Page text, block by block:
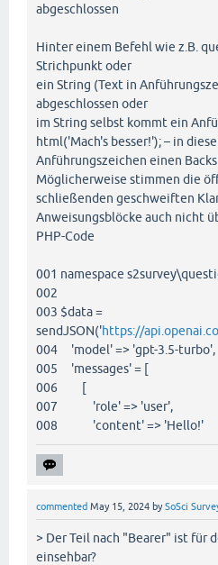
abgeschlossen
Hinter einem Befehl wie z.B.
Strichpunkt oder
ein String (Text in
abgeschlossen oder
im String selbst kommt ein
html('Mach's besser!'); – in
Anführungszeichen einen
Möglicherweise stimmen die
schließenden geschweiften
Anweisungsblöcke auch nicht
PHP-Code
001 namespace
002
003 $data =
sendJSON('https://
004 'model' => 'gpt-3.5-turbo',
005 'messages' = [
006 [
007 'role' => 'user',
008 'content' => 'Hello!'
commented May 15, 2024 bySoSci
> Der Teil nach "Bearer" ist für
einsehbar?